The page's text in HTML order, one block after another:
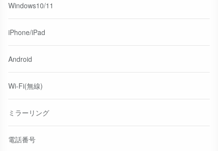
Windows10/11
iPhone/iPad
Android
Wi-Fi(無線)
ミラーリング
電話番号